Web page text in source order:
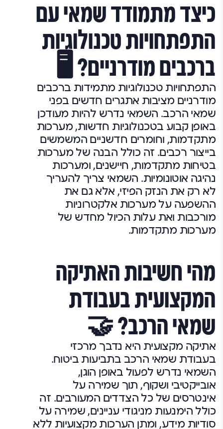
כיצד מתמודד שמאי עם
התפתחויות טכנולוגיות
ברכבים מודרניים? 🖥️
התפתחויות טכנולוגיות מתמידות ברכבים
מודרניים מציבות אתגרים חדשים בפני
שמאי הרכב. השמאי נדרש להיות מעודכן
באופן קבוע בטכנולוגיות חדשות, מערכות
מתקדמות, וחומרים חדשניים המשמשים
בייצור רכבים. זה כולל הבנה של מערכות
בטיחות מתקדמות, חיישנים, ומערכות
נהיגה אוטונומיות. השמאי צריך להעריך
לא רק את הנזק הפיזי, אלא גם את
ההשפעה על מערכות אלקטרוניות
מורכבות ואת עלות הכיול מחדש של
מערכות מתקדמות.
מהי חשיבות האתיקה
המקצועית בעבודת
שמאי הרכב? 🤝
אתיקה מקצועית היא נדבך מרכזי
בעבודת שמאי הרכב בתביעות ביטוח.
השמאי נדרש לפעול באופן הוגן,
אובייקטיבי ושקוף, תוך שמירה על
אינטרסים של כל הצדדים המעורבים. זה
כולל הימנעות מניגודי עניינים, שמירה על
סודיות מידע, ומתן הערכות מקצועיות ללא